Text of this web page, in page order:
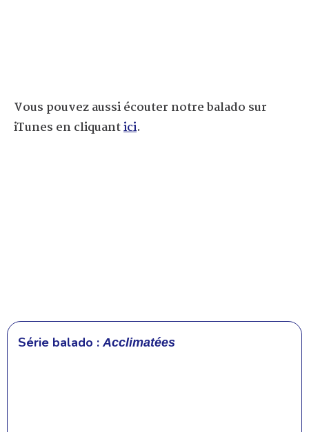
Vous pouvez aussi écouter notre balado sur
iTunes en cliquantici.
Série balado :Acclimatées